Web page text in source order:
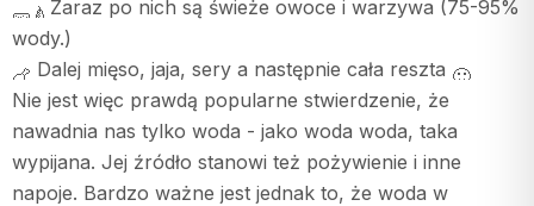
Zaraz po nich są świeże owoce i warzywa (75-95%
wody.)
Dalej mięso, jaja, sery a następnie cała reszta
Nie jest więc prawdą popularne stwierdzenie, że
nawadnia nas tylko woda - jako woda woda, taka
wypijana. Jej źródło stanowi też pożywienie i inne
napoje. Bardzo ważne jest jednak to, że woda w